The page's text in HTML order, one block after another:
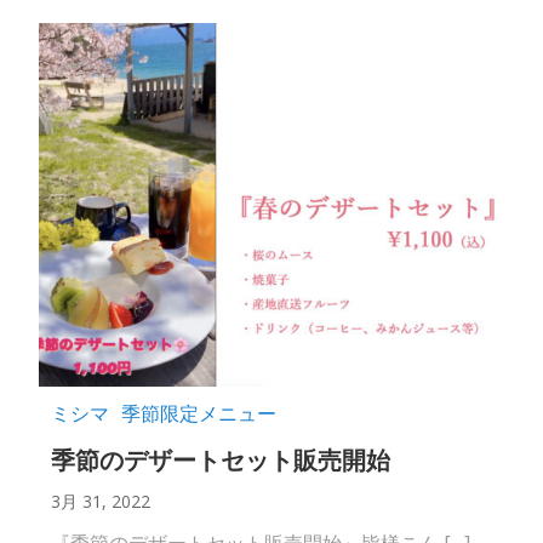
ミシマ 季節限定メニュー
季節のデザートセット販売開始
3月 31, 2022